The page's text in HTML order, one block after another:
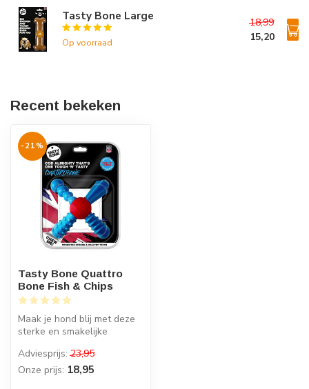
Tasty Bone Large
Op voorraad
18,99
15,20
Recent bekeken
-21%
Tasty Bone Quattro
Bone Fish & Chips
Maak je hond blij met deze
sterke en smakelijke
onweerstaanbare...
Adviesprijs: 23,95
Onze prijs: 18,95